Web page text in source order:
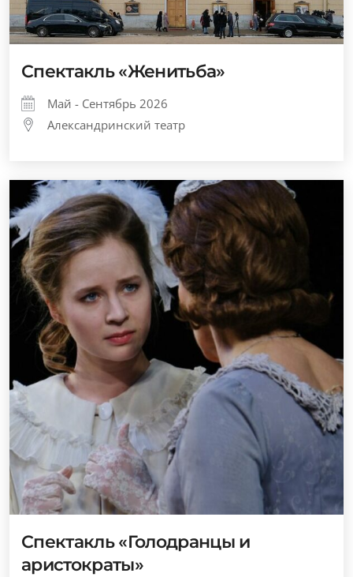
Спектакль «Женитьба»
Май - Сентябрь 2026
Александринский театр
Спектакль «Голодранцы и
аристократы»